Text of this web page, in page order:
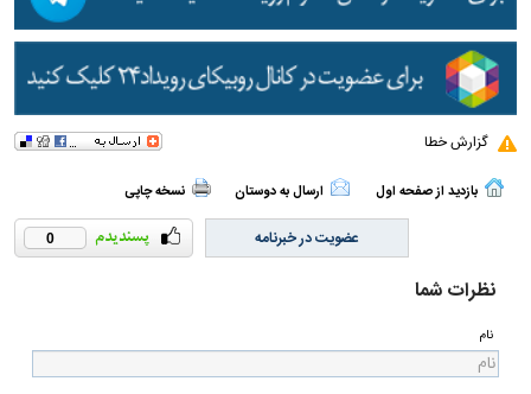
گزارش خطا
بازدید از صفحه اول ارسال به دوستان نسخه چاپی
0 عضویت در خبرنامه
نظرات شما
نام